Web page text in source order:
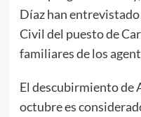
Díaz han
Civil del puesto de
familiares de los
El descubirmiento de
octubre es